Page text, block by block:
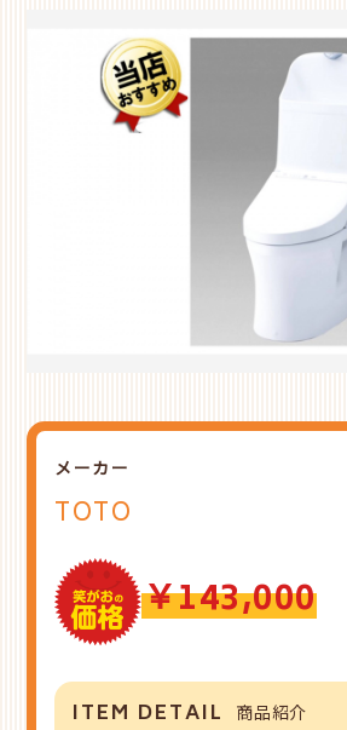
メーカー
TOTO
￥143,000
ITEM DETAIL 商品紹介